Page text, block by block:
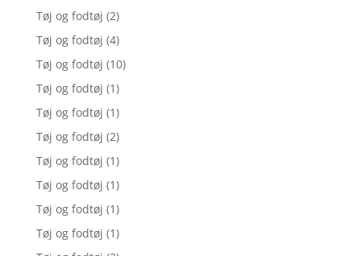
Tøj og fodtøj (2)
Tøj og fodtøj (4)
Tøj og fodtøj (10)
Tøj og fodtøj (1)
Tøj og fodtøj (1)
Tøj og fodtøj (2)
Tøj og fodtøj (1)
Tøj og fodtøj (1)
Tøj og fodtøj (1)
Tøj og fodtøj (1)